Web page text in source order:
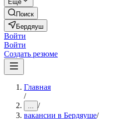
Ещё
Поиск
Бердяуш
Войти
Войти
Создать резюме
Главная
/
... /
вакансии в Бердяуше/